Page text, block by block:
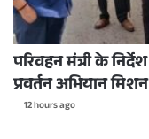
परिवहन मंत्री के
प्रवर्तन अभियान
12 hours ago